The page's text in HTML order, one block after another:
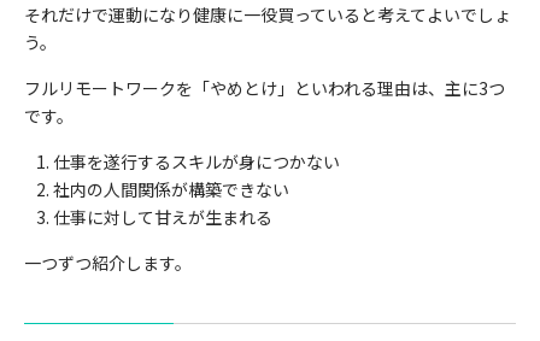
それだけで運動になり健康に一役買っていると考えてよいでしょ
う。
フルリモートワークを「やめとけ」といわれる理由は、主に3つ
です。
仕事を遂行するスキルが身につかない
社内の人間関係が構築できない
仕事に対して甘えが生まれる
一つずつ紹介します。